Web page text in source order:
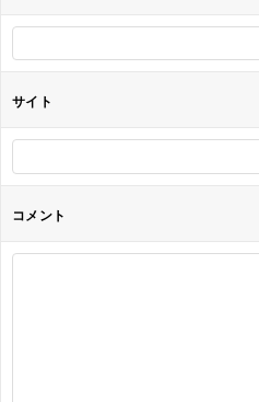
ン
サイト
コメント